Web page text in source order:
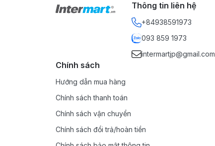
Thông tin liên hệ
+84938591973
093 859 1973
intermartjp@gmail.com
Chính sách
Hướng dẫn mua hàng
Chính sách thanh toán
Chính sách vận chuyển
Chính sách đổi trả/hoàn tiền